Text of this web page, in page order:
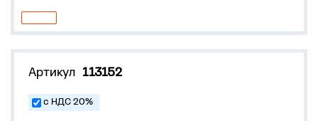
Артикул 113152
с НДС 20%